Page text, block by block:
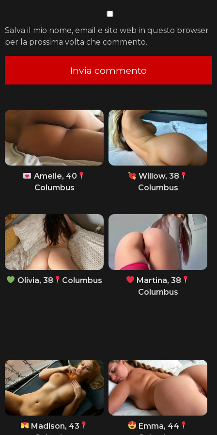
Salva il mio nome, email e sito web in questo browser
per la prossima volta che commento.
Amelie, 40
Columbus
Willow, 38
Columbus
Olivia, 38 Columbus
Martina, 38
Columbus
Madison, 43
Emma, 44